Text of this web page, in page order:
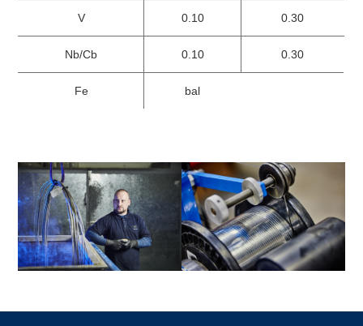
V 0.10 0.30
Nb/Cb 0.10 0.30
Fe bal